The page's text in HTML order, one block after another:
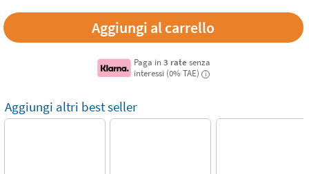
Paga in 3 rate senza
interessi (0% TAE)
i
Aggiungi altri best seller